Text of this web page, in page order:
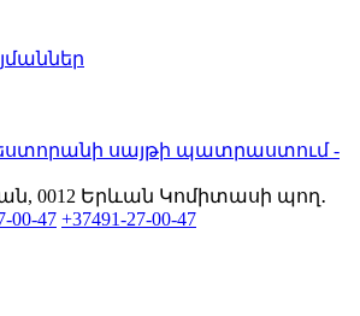
սայթի պատրաստում -
0012 Երևան Կոմիտասի պող․
00-47 +37491-27-00-47